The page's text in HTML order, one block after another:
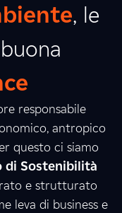
, le
responsabile
antropico
questo ci siamo
di Sostenibilità
e strutturato
leva di business e